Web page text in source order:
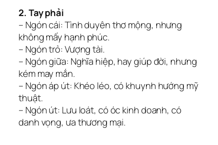
2. Tay phải
– Ngón cái: Tình duyên thơ mộng, nhưng
không mấy hạnh phúc.
– Ngón trỏ: Vượng tài.
– Ngón giữa: Nghĩa hiệp, hay giúp đời, nhưng
kém may mắn.
– Ngón áp út: Khéo léo, có khuynh hướng mỹ
thuật.
– Ngón út: Lưu loát, có óc kinh doanh, có
danh vọng, ưa thương mại.